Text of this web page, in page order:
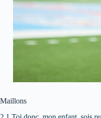
Maillons